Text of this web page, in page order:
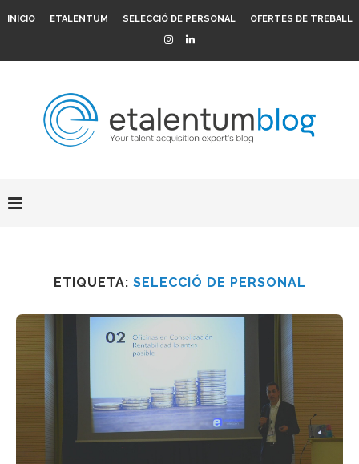
INICIO ETALENTUM SELECCIÓ DE PERSONAL OFERTES DE TREBALL
ETIQUETA: SELECCIÓ DE PERSONAL